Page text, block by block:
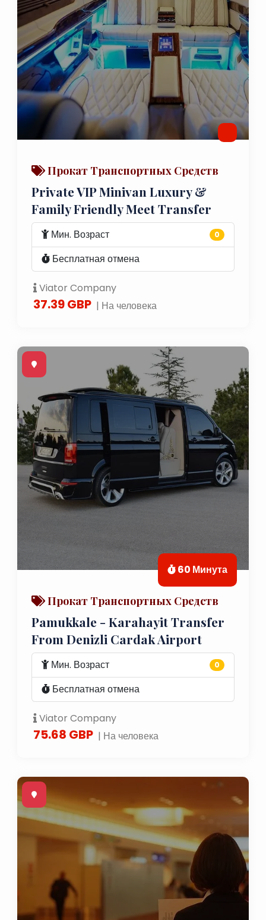
Прокат Транспортных Средств
Private VIP Minivan Luxury &
Family Friendly Meet Transfer
Мин. Возраст 0
Бесплатная отмена
Viator Company
37.39 GBP | На человека
60 Минута
Прокат Транспортных Средств
Pamukkale - Karahayit Transfer
From Denizli Cardak Airport
Мин. Возраст 0
Бесплатная отмена
Viator Company
75.68 GBP | На человека